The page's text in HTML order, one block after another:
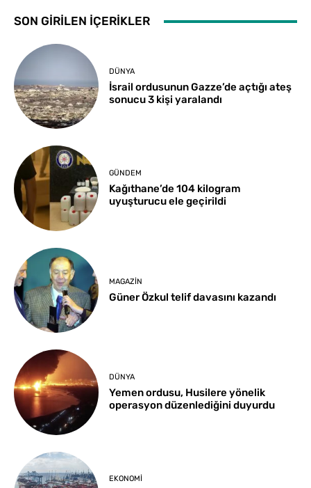
SON GİRİLEN İÇERİKLER
DÜNYA
İsrail ordusunun Gazze’de açtığı ateş
sonucu 3 kişi yaralandı
GÜNDEM
Kağıthane’de 104 kilogram
uyuşturucu ele geçirildi
MAGAZIN
Güner Özkul telif davasını kazandı
DÜNYA
Yemen ordusu, Husilere yönelik
operasyon düzenlediğini duyurdu
EKONOMI